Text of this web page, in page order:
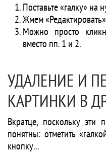
Поставьте «галку» на
Жмем
Можно просто
вместо пп. 1 и 2.
УДАЛЕНИЕ И
КАРТИНКИ В
Вкратце, поскольку эти
понятны: отметить
кнопку...